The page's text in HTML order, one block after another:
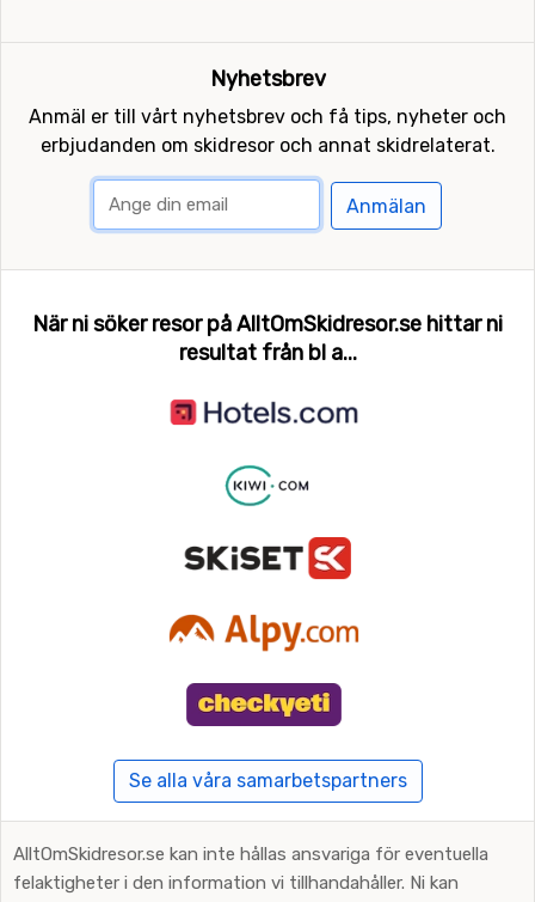
Nyhetsbrev
Anmäl er till vårt nyhetsbrev och få tips, nyheter och
erbjudanden om skidresor och annat skidrelaterat.
Anmälan
När ni söker resor på AlltOmSkidresor.se hittar ni
resultat från bl a...
Se alla våra samarbetspartners
AlltOmSkidresor.se kan inte hållas ansvariga för eventuella
felaktigheter i den information vi tillhandahåller. Ni kan